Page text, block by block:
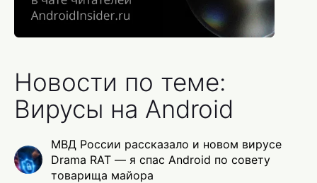
Новости по теме:
Вирусы на Android
МВД России рассказало и новом вирусе
Drama RAT — я спас Android по совету
товарища майора